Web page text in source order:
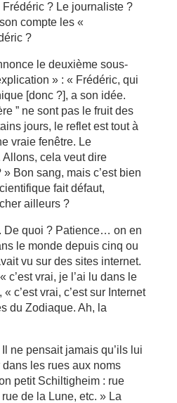
? Le journaliste ?
compte les «
?
le deuxième sous-
» : « Frédéric, qui
[donc ?], a son idée.
” ne sont pas le fruit des
jours, le reflet est tout à
vraie fenêtre. Le
Allons, cela veut dire
Bon sang, mais c’est bien
fait défaut,
ailleurs ?
De quoi ? Patience… on en
le monde depuis cinq ou
vu sur des sites internet.
c’est vrai, je l’ai lu dans le
c’est vrai, c’est sur Internet
du Zodiaque. Ah, la
ne pensait jamais qu’ils lui
les rues aux noms
petit Schiltigheim : rue
de la Lune, etc. » La